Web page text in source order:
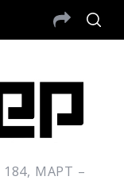
184, МАРТ –